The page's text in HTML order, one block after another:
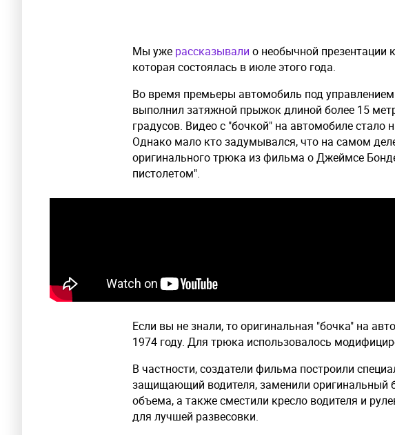
Мы уже рассказывали о необычной презентации
которая состоялась в июле этого года.
Во время премьеры автомобиль под
выполнил затяжной прыжок длиной более 15
градусов. Видео с "бочкой" на автомобиле
Однако мало кто задумывался, что на самом
оригинального трюка из фильма о Джеймсе
пистолетом".
Если вы не знали, то оригинальная "бочка" на
1974 году. Для трюка использовалось
В частности, создатели фильма построили
защищающий водителя, заменили оригинальный
объема, а также сместили кресло водителя и
для лучшей развесовки.